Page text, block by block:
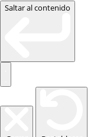
Saltar al contenido